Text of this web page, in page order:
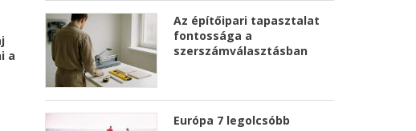
a
Az építőipari tapasztalat
fontossága a
szerszámválasztásban
Európa 7 legolcsóbb